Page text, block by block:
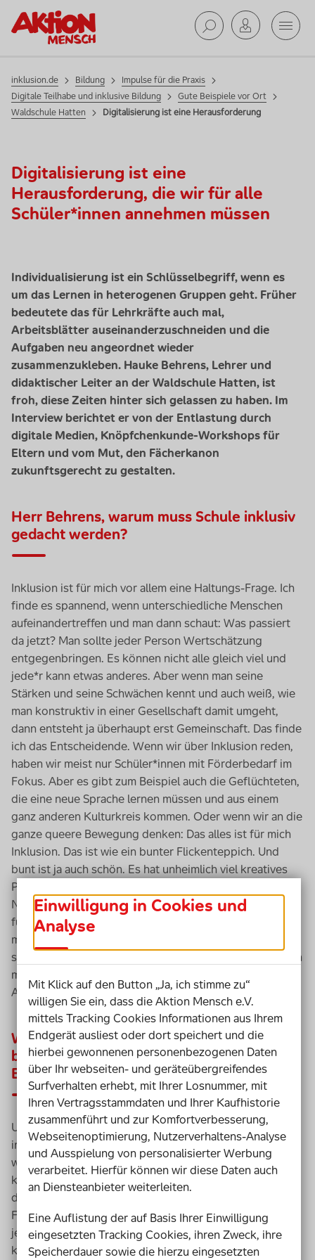
inklusion.de Bildung
Impulse für die Praxis
Digitale Teilhabe und inklusive Bildung
Gute Beispiele vor Ort
Waldschule Hatten
Digitalisierung ist eine Herausforderung
Digitalisierung ist eine
Herausforderung, die wir für alle
Schüler*innen annehmen müssen
Individualisierung ist ein Schlüsselbegriff, wenn es
um das Lernen in heterogenen Gruppen geht. Früher
bedeutete das für Lehrkräfte auch mal,
Arbeitsblätter auseinanderzuschneiden und die
Aufgaben neu angeordnet wieder
zusammenzukleben. Hauke Behrens, Lehrer und
didaktischer Leiter an der Waldschule Hatten, ist
froh, diese Zeiten hinter sich gelassen zu haben. Im
Interview berichtet er von der Entlastung durch
digitale Medien, Knöpfchenkunde-Workshopsfür
Eltern und vom Mut, den Fächerkanon
zukunftsgerecht zu gestalten.
Herr Behrens, warum muss Schule inklusiv
gedacht werden?
Inklusion ist für mich vor allem eine Haltungs-Frage. Ich
finde es spannend, wenn unterschiedliche Menschen
aufeinandertreffen und man dann schaut: Was passiert
da jetzt? Man sollte jeder Person Wertschätzung
entgegenbringen. Es können nicht alle gleich viel und
jede*r kann etwas anderes. Aber wenn man seine
Stärken und seine Schwächen kennt und auch weiß, wie
man konstruktiv in einer Gesellschaft damit umgeht,
dann entsteht ja überhaupt erst Gemeinschaft. Das finde
ich das Entscheidende. Wenn wir über Inklusion reden,
haben wir meist nur Schüler*innen mit Förderbedarf im
Fokus. Aber es gibt zum Beispiel auch die Geflüchteten,
die eine neue Sprache lernen müssen und aus einem
ganz anderen Kulturkreis kommen. Oder wenn wir an die
ganzequeere Bewegung denken: Das alles ist für mich
Inklusion. Das ist wie ein bunter Flickenteppich. Und
bunt ist ja auch schön. Es hat unheimlich viel kreatives
Potenzial, das sich wie ein Blumenstrauß entfalten kann.
Natürlich ergeben sich daraus auch Herausforderungen
für die praktische Ebene. Aber ich glaube, letztendlich
macht Inklusion das Leben auch spannend. Und ganz oft
sind es gerade die Herausforderungen, die ganz lange in
meinem Gedächtnis bleiben und die mich in meiner
Arbeit immer wie ein Kompass führen und begleiten.
Wie können digitale Medien dazu
beitragen, Inklusion in der schulischen
Bildung umzusetzen?
Unsere Schüler*innen mit Förderbedarf sind so
individuell. Digitale Angebote haben den Vorteil, dass
wir dieser Individualität besser Rechnung tragen
können. Wir hatten zuvor versucht, Lehrwerke zu
differenzieren und haben gemerkt: Wir können unsere
Förderschüler*innen damit gar nicht erreichen, weil
jede*r ein persönliches Päckchen zu tragen hat. Der eine
kann fast zielgleich mitarbeiten, die andere muss ganz
Einwilligung in Cookies und
Analyse
Mit Klick auf den Button „Ja, ich stimme zu“
willigen Sie ein, dass die Aktion Mensch e.V.
mittels Tracking Cookies Informationen aus Ihrem
Endgerät ausliest oder dort speichert und die
hierbei gewonnenen personenbezogenen Daten
über Ihr webseiten- und geräteübergreifendes
Surfverhalten erhebt, mit Ihrer Losnummer, mit
Ihren Vertragsstammdaten und Ihrer Kaufhistorie
zusammenführt und zur Komfortverbesserung,
Webseitenoptimierung, Nutzerverhaltens-Analyse
und Ausspielung von personalisierter Werbung
verarbeitet. Hierfür können wir diese Daten auch
an Diensteanbieter weiterleiten.
Eine Auflistung der auf Basis Ihrer Einwilligung
eingesetzten Tracking Cookies, ihren Zweck, ihre
Speicherdauer sowie die hierzu eingesetzten